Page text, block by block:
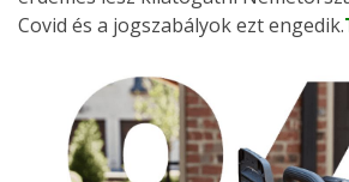
Covid és a jogszabályok ezt engedik.